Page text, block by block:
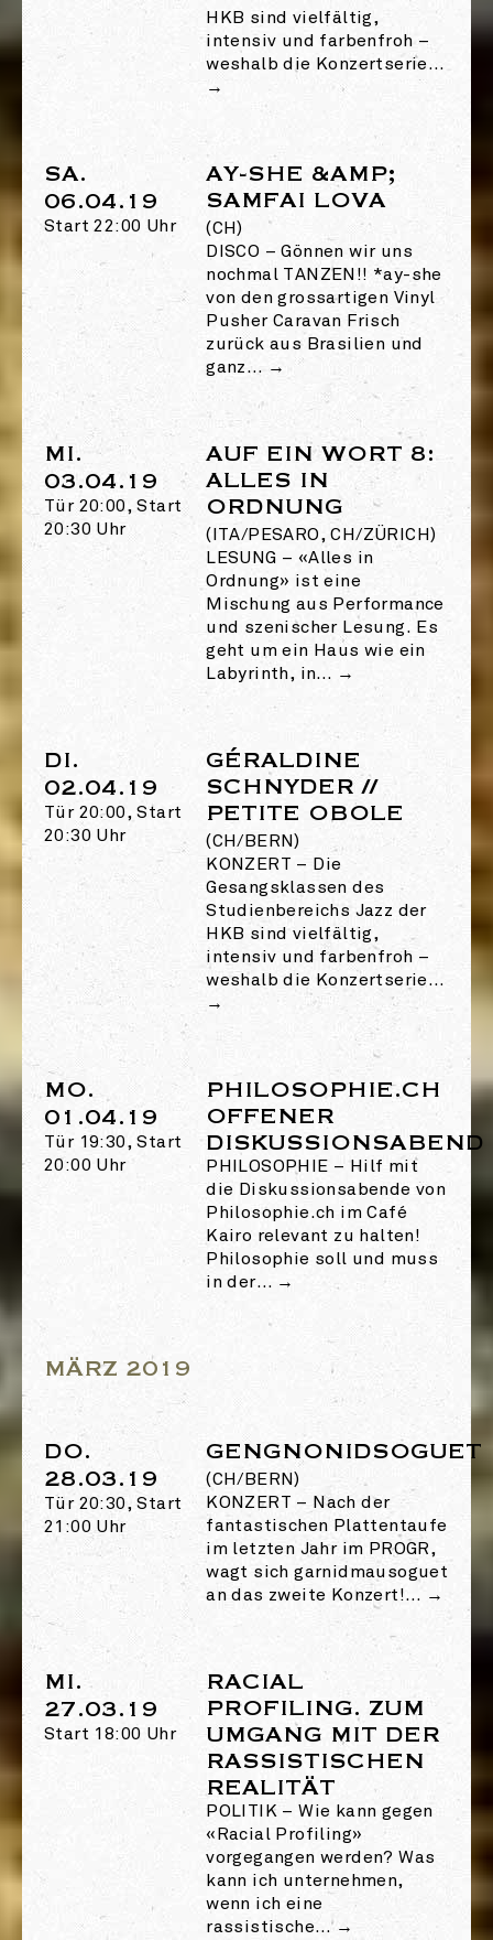
HKB sind vielfältig,
intensiv und farbenfroh –
weshalb die Konzertserie…
→
SA.
06.04.19
Start 22:00 Uhr
AY-SHE &AMP;
SAMFAI LOVA
(CH)
DISCO –Gönnen wir uns
nochmal TANZEN!! *ay-she
von den grossartigen Vinyl
Pusher Caravan Frisch
zurück aus Brasilien und
ganz… →
MI.
03.04.19
Tür 20:00, Start
20:30 Uhr
AUF EIN WORT 8:
ALLES IN
ORDNUNG
(ITA/PESARO, CH/ZÜRICH)
LESUNG – «Alles in
Ordnung» ist eine
Mischung aus Performance
und szenischer Lesung. Es
geht um ein Haus wie ein
Labyrinth, in… →
DI.
02.04.19
Tür 20:00, Start
20:30 Uhr
GÉRALDINE
SCHNYDER //
PETITE OBOLE
(CH/BERN)
KONZERT – Die
Gesangsklassen des
Studienbereichs Jazz der
HKB sind vielfältig,
intensiv und farbenfroh –
weshalb die Konzertserie…
→
MO.
01.04.19
Tür 19:30, Start
20:00 Uhr
PHILOSOPHIE.CH
OFFENER
DISKUSSIONSABEND
PHILOSOPHIE – Hilf mit
die Diskussionsabende von
Philosophie.ch im Café
Kairo relevant zu halten!
Philosophie soll und muss
in der… →
MÄRZ 2019
DO.
28.03.19
Tür 20:30, Start
21:00 Uhr
GENGNONIDSOGUET
(CH/BERN)
KONZERT – Nach der
fantastischen Plattentaufe
im letzten Jahr im PROGR,
wagt sich garnidmausoguet
an das zweite Konzert!… →
MI.
27.03.19
Start 18:00 Uhr
RACIAL
PROFILING. ZUM
UMGANG MIT DER
RASSISTISCHEN
REALITÄT
POLITIK –Wie kann gegen
«Racial Profiling»
vorgegangen werden? Was
kann ich unternehmen,
wenn ich eine
rassistische… →